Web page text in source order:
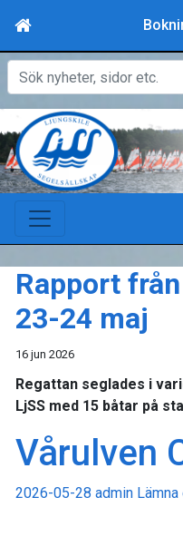
Rapport
23-24 maj
16 jun 2026
Regattan seglades i
LjSS med 15 båtar på
Vårulven
2026-05-28 admin